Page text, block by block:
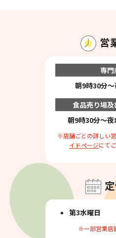
営
専門
朝9時30分
食品売り場
朝9時30分～
※店舗ごとの詳しい
イドページにて
第3水曜日
※一部営業店